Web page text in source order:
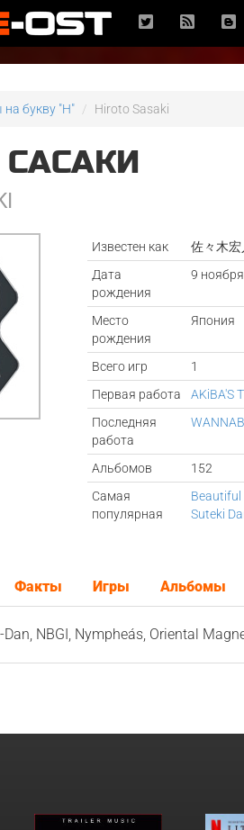
букву "H" Hiroto Sasaki
Известен как
佐々木
Дата
рождения
9
Место
рождения
Япония
Всего игр
1
Первая работа
AKiBA'S
Последняя
работа
Альбомов
152
Самая
популярная
Beautiful
Suteki
Факты Игры Альбомы
NBGI, Nympheás, Oriental